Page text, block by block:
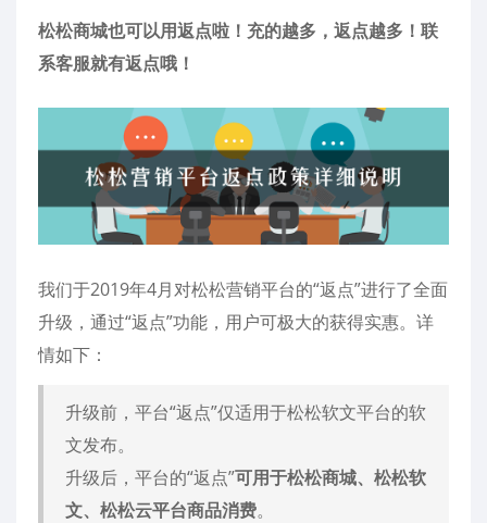
松松商城也可以用返点啦！充的越多，返点越多！联
系客服就有返点哦！
我们于2019年4月对松松营销平台的“返点”进行了全面
升级，通过“返点”功能，用户可极大的获得实惠。详
情如下：
升级前，平台“返点”仅适用于松松软文平台的软
文发布。
升级后，平台的“返点”可用于松松商城、松松软
文、松松云平台商品消费。